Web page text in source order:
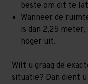
beste om dit te
Wanneer de
is dan 2,25
hoger uit.
Wilt u graag de
situatie? Dan dient